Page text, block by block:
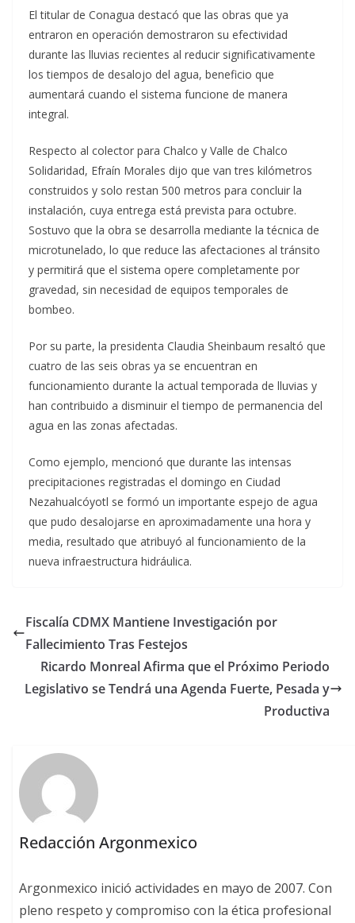
El titular de Conagua destacó que las obras que ya
entraron en operación demostraron su efectividad
durante las lluvias recientes al reducir significativamente
los tiempos de desalojo del agua, beneficio que
aumentará cuando el sistema funcione de manera
integral.
Respecto al colector para Chalco y Valle de Chalco
Solidaridad, Efraín Morales dijo que van tres kilómetros
construidos y solo restan 500 metros para concluir la
instalación, cuya entrega está prevista para octubre.
Sostuvo que la obra se desarrolla mediante la técnica de
microtunelado, lo que reduce las afectaciones al tránsito
y permitirá que el sistema opere completamente por
gravedad, sin necesidad de equipos temporales de
bombeo.
Por su parte, la presidenta Claudia Sheinbaum resaltó que
cuatro de las seis obras ya se encuentran en
funcionamiento durante la actual temporada de lluvias y
han contribuido a disminuir el tiempo de permanencia del
agua en las zonas afectadas.
Como ejemplo, mencionó que durante las intensas
precipitaciones registradas el domingo en Ciudad
Nezahualcóyotl se formó un importante espejo de agua
que pudo desalojarse en aproximadamente una hora y
media, resultado que atribuyó al funcionamiento de la
nueva infraestructura hidráulica.
Fiscalía CDMX Mantiene Investigación por
Fallecimiento Tras Festejos
Ricardo Monreal Afirma que el Próximo Periodo
Legislativo se Tendrá una Agenda Fuerte, Pesada y
Productiva
Redacción Argonmexico
Argonmexico inició actividades en mayo de 2007. Con
pleno respeto y compromiso con la ética profesional